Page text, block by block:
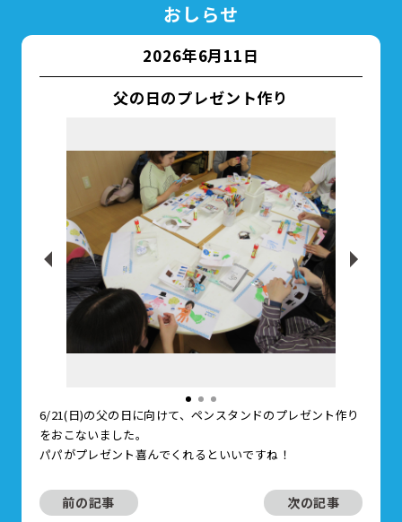
おしらせ
2026年6月11日
父の日のプレゼント作り
6/21(日)の父の日に向けて、ペンスタンドのプレゼント作り
をおこないました。
パパがプレゼント喜んでくれるといいですね！
前の記事 次の記事